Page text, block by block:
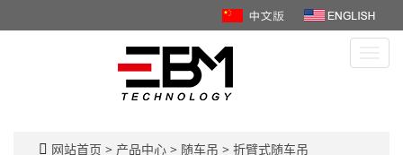
网站首页 > 产品中心 > 随车吊 > 折臂式随车吊